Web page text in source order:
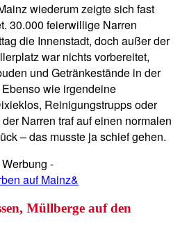
wiederum zeigte sich fast
30.000 feierwillige Narren
die Innenstadt, doch außer der
war nichts vorbereitet,
und Getränkestände in der
wie irgendeine
Reinigungstrupps oder
Narren traf auf einen normalen
– das musste ja schief gehen.
-
Müllberge auf den